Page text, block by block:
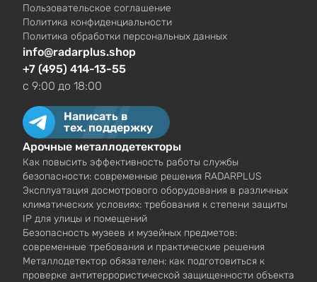
Пользовательское соглашение
Политика конфиденциальности
Политика обработки персональных данных
info@radarplus.shop
+7 (495) 414-13-55
c 9:00 до 18:00
Написать в
тех. поддержку
Арочные металлодетекторы
Как повысить эффективность работы службы
безопасности: современные решения RADARPLUS
Эксплуатация досмотрового оборудования в различных
климатических условиях: требования к степени защиты
IP для улицы и помещений
Безопасность музеев и музейных предметов:
современные требования и практические решения
Металлодетектор обязателен: как подготовиться к
проверке антитеррористической защищенности объекта